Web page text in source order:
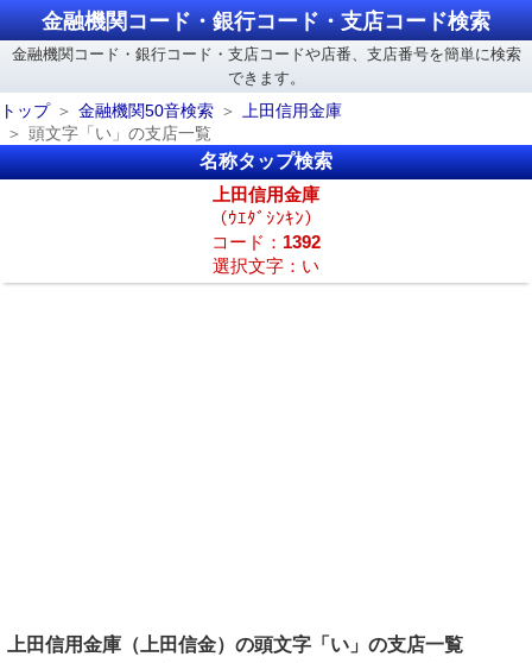
金融機関コード・銀行コード・支店コード検索
金融機関コード・銀行コード・支店コードや店番、支店番号を簡単に検索
できます。
トップ
金融機関50音検索
上田信用金庫
頭文字「い」の支店一覧
名称タップ検索
上田信用金庫
（ｳｴﾀﾞｼﾝｷﾝ）
コード： 1392
選択文字：い
上田信用金庫（上田信金）の頭文字「い」の支店一覧